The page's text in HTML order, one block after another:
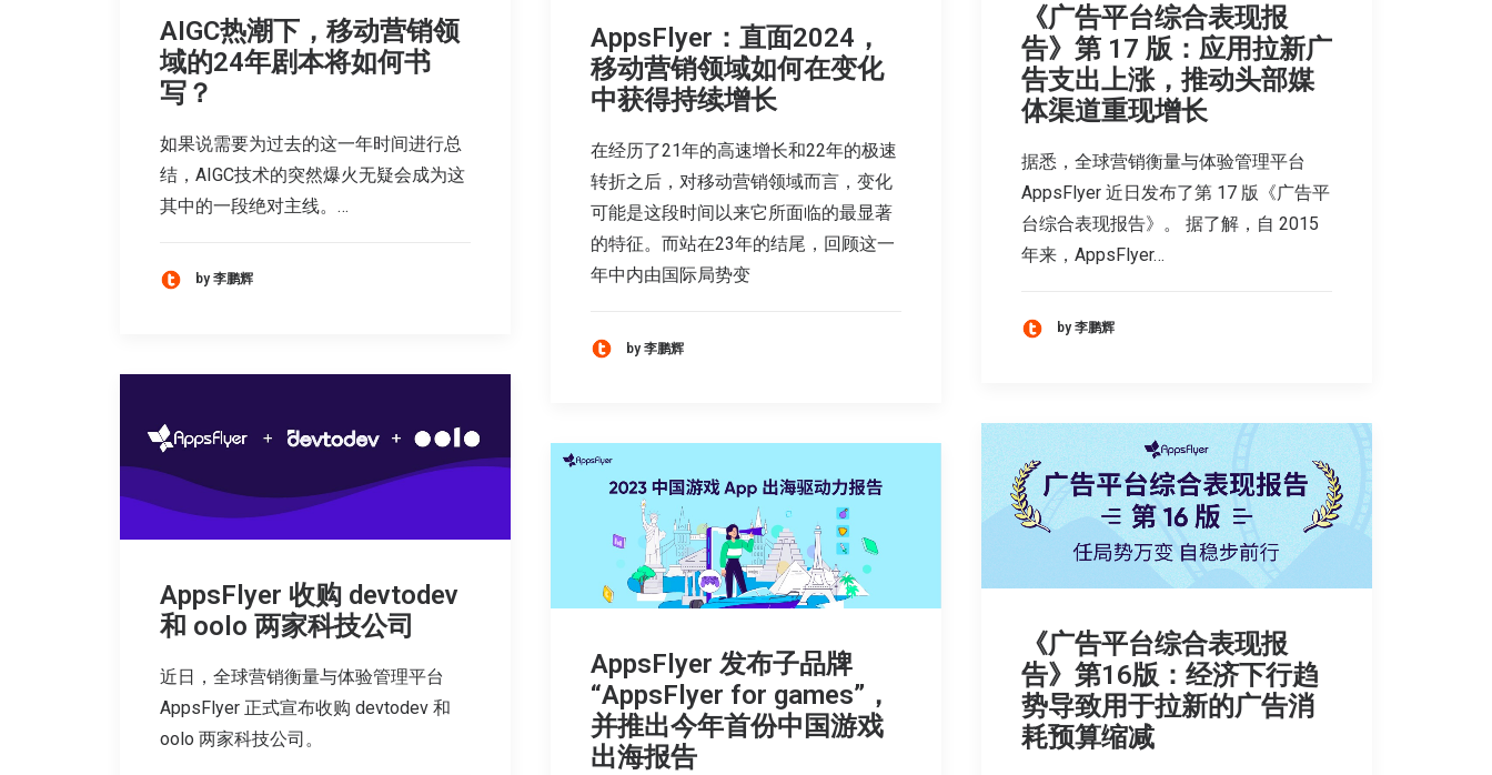
《广告平台综合表现报
告》第 17 版：应用拉新广
告支出上涨，推动头部媒
体渠道重现增长
据悉，全球营销衡量与体验管理平台
AppsFlyer 近日发布了第 17 版《广告平
台综合表现报告》。 据了解，自 2015
年来，AppsFlyer…
by 李鹏辉
AIGC热潮下，移动营销领
域的24年剧本将如何书
写？
如果说需要为过去的这一年时间进行总
结，AIGC技术的突然爆火无疑会成为这
其中的一段绝对主线。…
by 李鹏辉
AppsFlyer：直面2024，
移动营销领域如何在变化
中获得持续增长
在经历了21年的高速增长和22年的极速
转折之后，对移动营销领域而言，变化
可能是这段时间以来它所面临的最显著
的特征。而站在23年的结尾，回顾这一
年中内由国际局势变
by 李鹏辉
AppsFlyer 收购 devtodev
和 oolo 两家科技公司
近日，全球营销衡量与体验管理平台
AppsFlyer 正式宣布收购 devtodev 和
oolo 两家科技公司。
《广告平台综合表现报
告》第16版：经济下行趋
势导致用于拉新的广告消
耗预算缩减
AppsFlyer 发布子品牌
“AppsFlyer for games”，
并推出今年首份中国游戏
出海报告